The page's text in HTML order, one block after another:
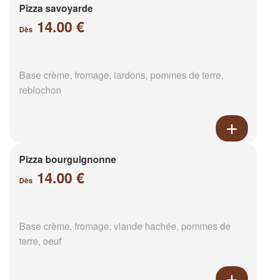
Pizza savoyarde
Dès 14.00 €
Base crème, fromage, lardons, pommes de terre,
reblochon
Pizza bourguignonne
Dès 14.00 €
Base crème, fromage, viande hachée, pommes de
terre, oeuf